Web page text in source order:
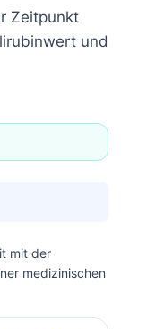
Zeitpunkt
und
mit der
medizinischen